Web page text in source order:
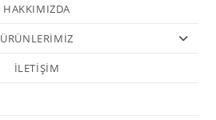
HAKKIMIZDA
ÜRÜNLERİMİZ
İLETİŞİM